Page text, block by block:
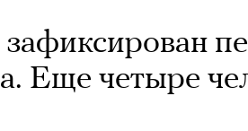
Еще четыре